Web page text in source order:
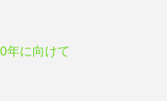
年に向けて